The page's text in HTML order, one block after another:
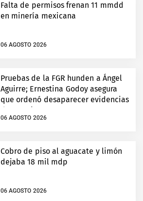
Falta de permisos frenan 11 mmdd
en minería mexicana
06 AGOSTO 2026
Pruebas de la FGR hunden a Ángel
Aguirre; Ernestina Godoy asegura
que ordenó desaparecer evidencias
06 AGOSTO 2026
Cobro de piso al aguacate y limón
dejaba 18 mil mdp
06 AGOSTO 2026